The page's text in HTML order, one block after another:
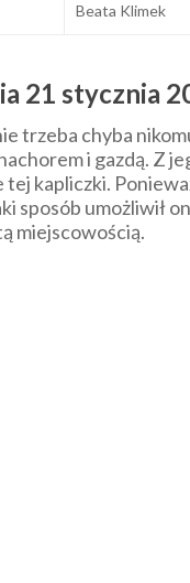
Beata Klimek
21 stycznia
trzeba chyba
i gazdą. Z
kapliczki.
sposób umożliwił
miejscowością.